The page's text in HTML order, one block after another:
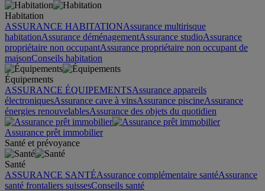
Habitation
ASSURANCE HABITATIONAssurance multirisque
habitationAssurance déménagementAssurance studioAssurance
propriétaire non occupantAssurance propriétaire non occupant de
maisonConseils habitation
Équipements
ASSURANCE ÉQUIPEMENTSAssurance appareils
électroniquesAssurance cave à vinsAssurance piscineAssurance
énergies renouvelablesAssurance des objets du quotidien
Assurance prêt immobilier
Santé et prévoyance
Santé
ASSURANCE SANTÉAssurance complémentaire santéAssurance
santé frontaliers suissesConseils santé